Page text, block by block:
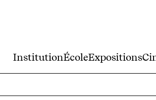
InstitutionÉcoleExpositions